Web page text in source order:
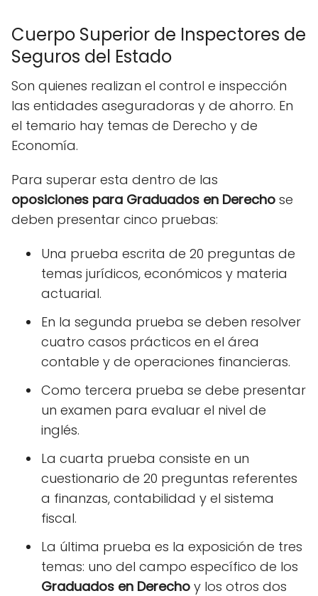
Cuerpo Superior de Inspectores de
Seguros del Estado
Son quienes realizan el control e inspección
las entidades aseguradoras y de ahorro. En
el temario hay temas de Derecho y de
Economía.
Para superar esta dentro de las
oposiciones para Graduados en Derecho se
deben presentar cinco pruebas:
Una prueba escrita de 20 preguntas de
temas jurídicos, económicos y materia
actuarial.
En la segunda prueba se deben resolver
cuatro casos prácticos en el área
contable y de operaciones financieras.
Como tercera prueba se debe presentar
un examen para evaluar el nivel de
inglés.
La cuarta prueba consiste en un
cuestionario de 20 preguntas referentes
a finanzas, contabilidad y el sistema
fiscal.
La última prueba es la exposición de tres
temas: uno del campo específico de los
Graduados en Derecho y los otros dos